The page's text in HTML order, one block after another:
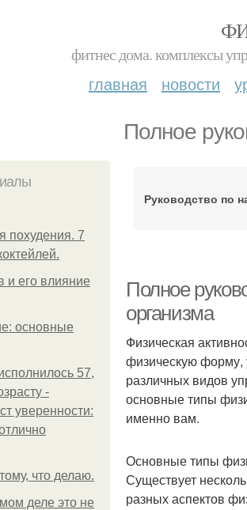
фитнес дома. комплексы
главная новости
Полное
похудения. 7
и его влияние
основные
57,
-
уверенности:
что делаю.
деле это не
Руководство по
Полное
организма
Физическая
физическую форму,
различных видов
основные типы
именно вам.
Основные типы
Существует
разных аспектов